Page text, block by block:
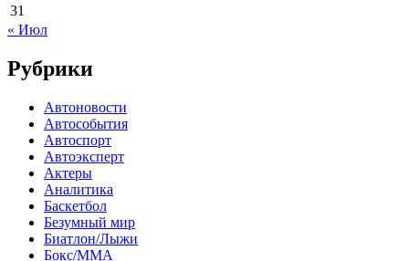
31
« Июл
Рубрики
Автоновости
Автособытия
Автоспорт
Автоэксперт
Актеры
Аналитика
Баскетбол
Безумный мир
Биатлон/Лыжи
Бокс/MMA